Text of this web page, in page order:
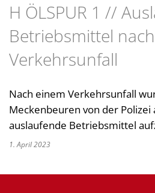
H ÖLSPUR 1 //
Betriebsmittel nach
Verkehrsunfall
Nach einem Verkehrsunfall
Meckenbeuren von der
auslaufende Betriebsmittel
1. April 2023